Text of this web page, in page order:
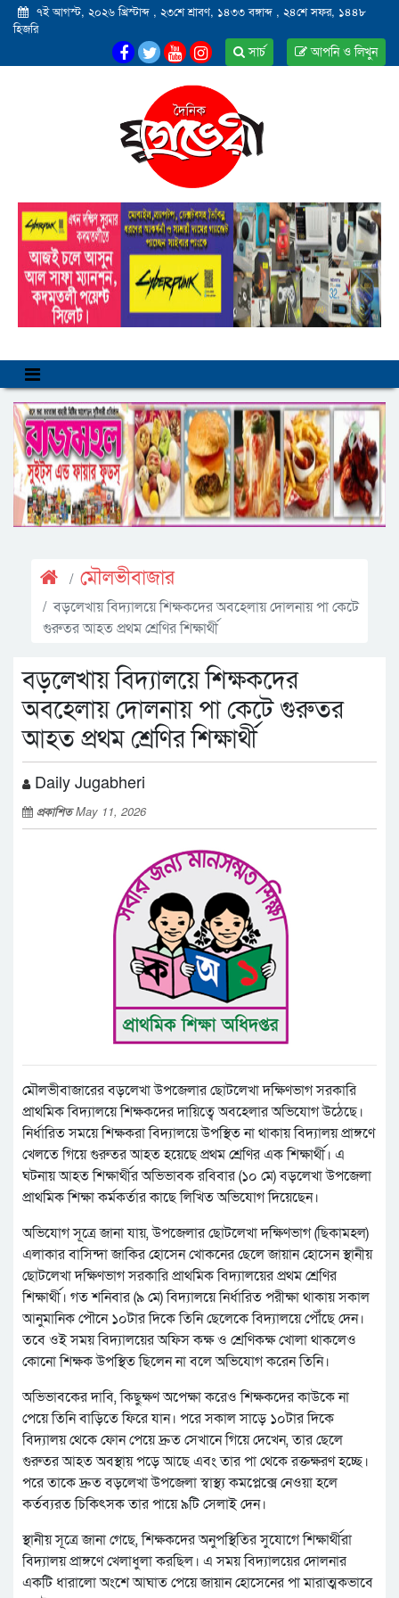
৭ই আগস্ট, ২০২৬ খ্রিস্টাব্দ , ২৩শে শ্রাবণ, ১৪৩৩ বঙ্গাব্দ , ২৪শে সফর, ১৪৪৮
হিজরি
আপনি ও লিখুন
সার্চ
মৌলভীবাজার
বড়লেখায় বিদ্যালয়ে শিক্ষকদের অবহেলায় দোলনায় পা কেটে
গুরুতর আহত প্রথম শ্রেণির শিক্ষার্থী
বড়লেখায় বিদ্যালয়ে শিক্ষকদের
অবহেলায় দোলনায় পা কেটে গুরুতর
আহত প্রথম শ্রেণির শিক্ষার্থী
Daily Jugabheri
প্রকাশিতMay 11, 2026
মৌলভীবাজারের বড়লেখা উপজেলার ছোটলেখা দক্ষিণভাগ সরকারি
প্রাথমিক বিদ্যালয়ে শিক্ষকদের দায়িত্বে অবহেলার অভিযোগ উঠেছে।
নির্ধারিত সময়ে শিক্ষকরা বিদ্যালয়ে উপস্থিত না থাকায় বিদ্যালয় প্রাঙ্গণে
খেলতে গিয়ে গুরুতর আহত হয়েছে প্রথম শ্রেণির এক শিক্ষার্থী। এ
ঘটনায় আহত শিক্ষার্থীর অভিভাবক রবিবার (১০ মে) বড়লেখা উপজেলা
প্রাথমিক শিক্ষা কর্মকর্তার কাছে লিখিত অভিযোগ দিয়েছেন।
অভিযোগ সূত্রে জানা যায়, উপজেলার ছোটলেখা দক্ষিণভাগ (ছিকামহল)
এলাকার বাসিন্দা জাকির হোসেন খোকনের ছেলে জায়ান হোসেন স্থানীয়
ছোটলেখা দক্ষিণভাগ সরকারি প্রাথমিক বিদ্যালয়ের প্রথম শ্রেণির
শিক্ষার্থী। গত শনিবার (৯ মে) বিদ্যালয়ে নির্ধারিত পরীক্ষা থাকায় সকাল
আনুমানিক পৌনে ১০টার দিকে তিনি ছেলেকে বিদ্যালয়ে পৌঁছে দেন।
তবে ওই সময় বিদ্যালয়ের অফিস কক্ষ ও শ্রেণিকক্ষ খোলা থাকলেও
কোনো শিক্ষক উপস্থিত ছিলেন না বলে অভিযোগ করেন তিনি।
অভিভাবকের দাবি, কিছুক্ষণ অপেক্ষা করেও শিক্ষকদের কাউকে না
পেয়ে তিনি বাড়িতে ফিরে যান। পরে সকাল সাড়ে ১০টার দিকে
বিদ্যালয় থেকে ফোন পেয়ে দ্রুত সেখানে গিয়ে দেখেন, তার ছেলে
গুরুতর আহত অবস্থায় পড়ে আছে এবং তার পা থেকে রক্তক্ষরণ হচ্ছে।
পরে তাকে দ্রুত বড়লেখা উপজেলা স্বাস্থ্য কমপ্লেক্সে নেওয়া হলে
কর্তব্যরত চিকিৎসক তার পায়ে ৯টি সেলাই দেন।
স্থানীয় সূত্রে জানা গেছে, শিক্ষকদের অনুপস্থিতির সুযোগে শিক্ষার্থীরা
বিদ্যালয় প্রাঙ্গণে খেলাধুলা করছিল। এ সময় বিদ্যালয়ের দোলনার
একটি ধারালো অংশে আঘাত পেয়ে জায়ান হোসেনের পা মারাত্মকভাবে